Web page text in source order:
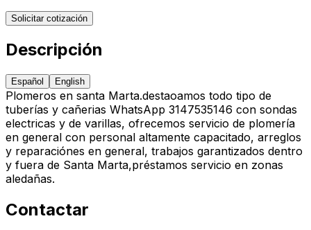
Solicitar cotización
Descripción
Español English
Plomeros en santa Marta.destaoamos todo tipo de
tuberías y cañerias WhatsApp 3147535146 con sondas
electricas y de varillas, ofrecemos servicio de plomería
en general con personal altamente capacitado, arreglos
y reparaciónes en general, trabajos garantizados dentro
y fuera de Santa Marta,préstamos servicio en zonas
aledañas.
Contactar